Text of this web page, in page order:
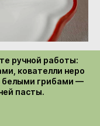
ручной работы:
кователли неро
белыми грибами —
пасты.